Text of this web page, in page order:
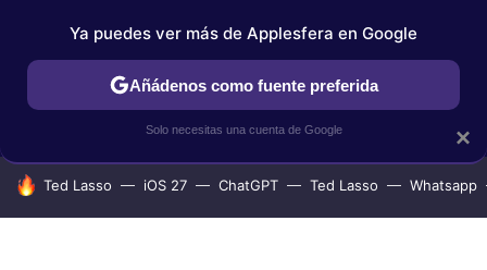
IPHONE TUTORIALES APPLESFERA SELECCIÓN
HOY SE HABLA DE
Ted Lasso iOS 27 ChatGPT Ted Lasso Whatsapp
×
Ya puedes ver más de Applesfera en Google
Añádenos como fuente preferida
Solo necesitas una cuenta de Google